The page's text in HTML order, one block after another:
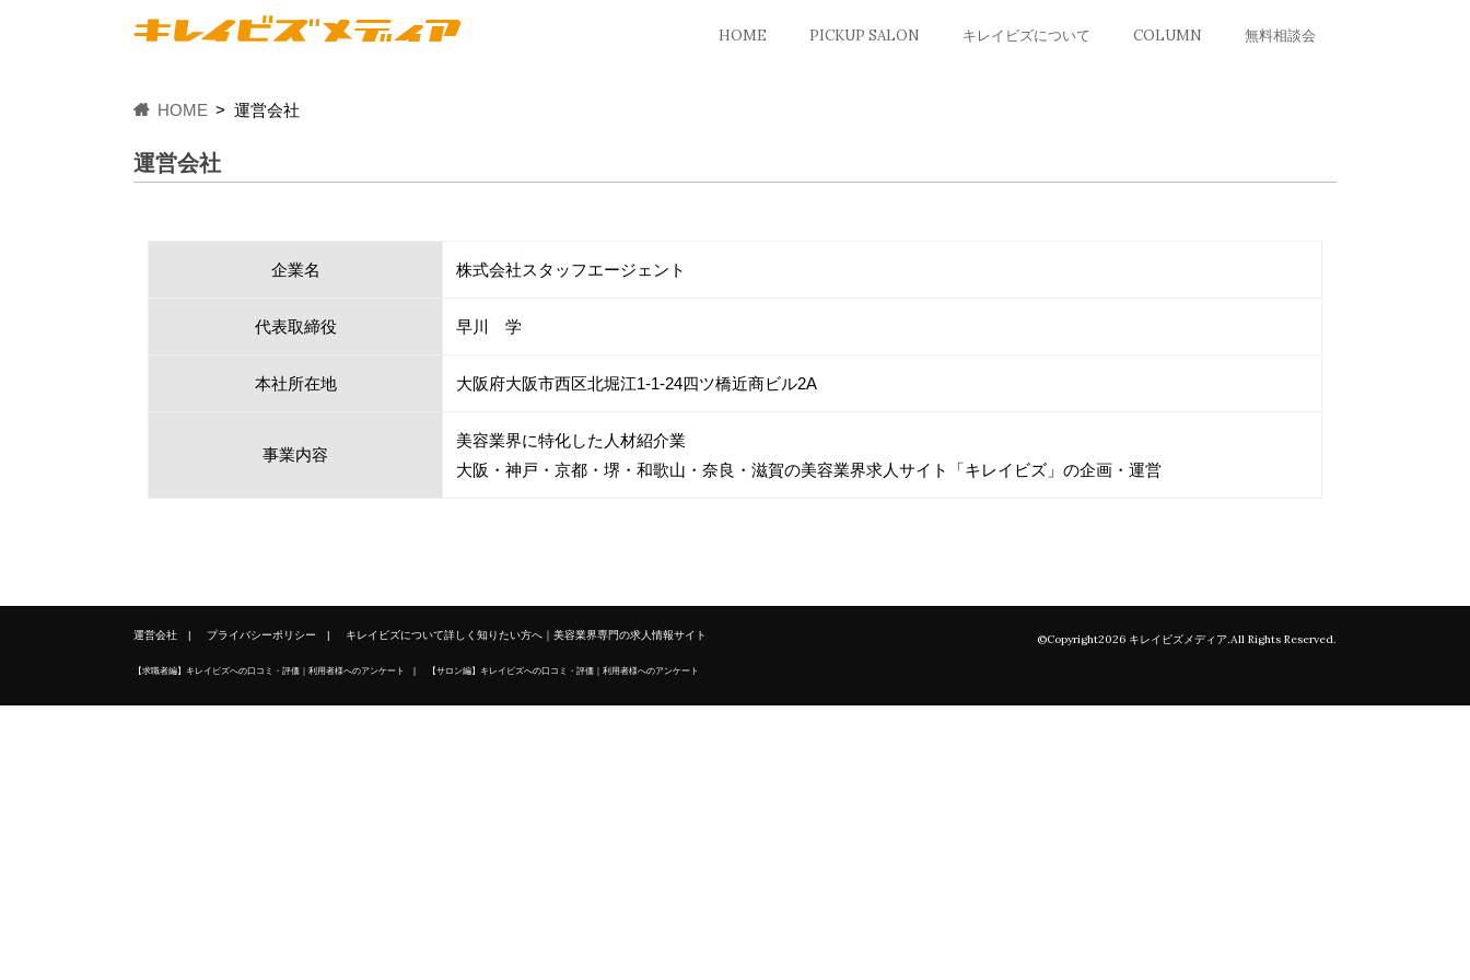
HOME PICKUP SALON キレイビズについて COLUMN 無料相談会
HOME 運営会社
運営会社
企業名 株式会社スタッフエージェント
代表取締役 早川 学
本社所在地 大阪府大阪市西区北堀江1-1-24四ツ橋近商ビル2A
事業内容
美容業界に特化した人材紹介業
大阪・神戸・京都・堺・和歌山・奈良・滋賀の美容業界求人サイト「キレイビズ」の企画・運営
運営会社 プライバシーポリシー キレイビズについて詳しく知りたい方へ｜美容業界専門の求人情報サイト
【求職者編】キレイビズへの口コミ・評価｜利用者様へのアンケート 【サロン編】キレイビズへの口コミ・評価｜利用者様へのアンケート
©Copyright2026 キレイビズメディア.All Rights Reserved.